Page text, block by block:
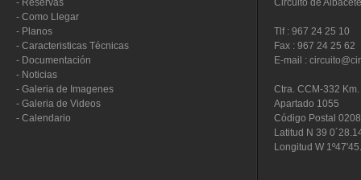
- Reservas
- Como Llegar
- Planos
- Caracteristicas Técnicas
- Documentación
- Noticias
- Galeria de Imagenes
- Galeria de Videos
- Calendario
Circuito de Albacete
Tlf : 967 24 25 10
Fax : 967 24 25 62
E-mail :
Ctra. CCM-332
Apartado 1055
Código Postal
Latitud N 39
Longitud W